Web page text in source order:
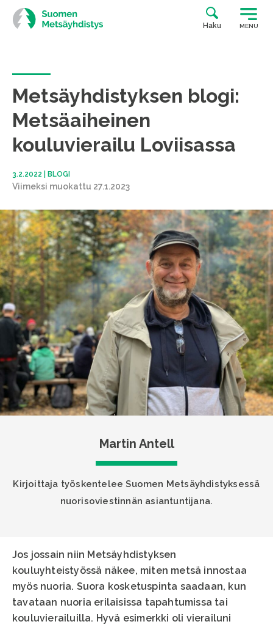
Siirry
suoraan
sisältöön
Haku MENU
Metsäyhdistyksen blogi:
Metsäaiheinen
kouluvierailu Loviisassa
3.2.2022 BLOGI
Viimeksi muokattu 27.1.2023
Martin Antell
Kirjoittaja työskentelee Suomen Metsäyhdistyksessä
nuorisoviestinnän asiantuntijana.
Jos jossain niin Metsäyhdistyksen
kouluyhteistyössä näkee, miten metsä innostaa
myös nuoria. Suora kosketuspinta saadaan, kun
tavataan nuoria erilaisissa tapahtumissa tai
kouluvierailuilla. Hyvä esimerkki oli vierailuni